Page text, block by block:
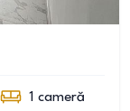
1 cameră